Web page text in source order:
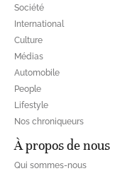
Société
International
Culture
Médias
Automobile
People
Lifestyle
Nos chroniqueurs
À propos de nous
Qui sommes-nous